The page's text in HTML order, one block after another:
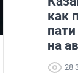
как
на
28